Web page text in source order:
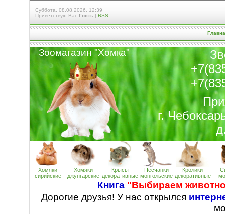
Суббота, 08.08.2026, 12:39
Приветствую Вас Гость| RSS
Зоомагазин "Хомка"
г.
Хомяки
сирийские
Хомяки
джунгарские
Крысы
декоративные
Песчанки
монгольские
Кролики
декоративные
Книга "Выбираем
Дорогие друзья! У нас открылся